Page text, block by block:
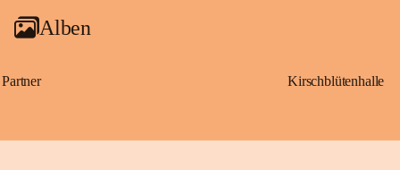
Alben
Partner Kirschblütenhalle